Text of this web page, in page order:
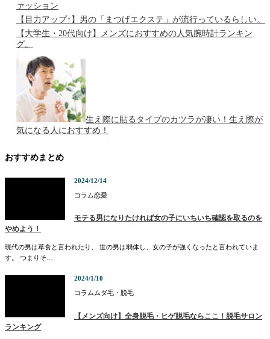
ァッション
【目力アップ↑】男の「まつげエクステ」が流行っているらしい。
【大学生・20代向け】メンズにおすすめの人気腕時計ランキン
グ。
生え際に貼るタイプのカツラが凄い！生え際が
気になる人におすすめ！
おすすめまとめ
2024/12/14
コラム恋愛
モテる男になりたければ女の子にいちいち確認を取るのを
やめよう！
現代の男は草食と言われたり、 世の男は弱体し、女の子が強くなったと言われていま
す。 つまりそ…
2024/1/10
コラム ムダ毛・脱毛
【メンズ向け】全身脱毛・ヒゲ脱毛ならここ！脱毛サロン
ランキング